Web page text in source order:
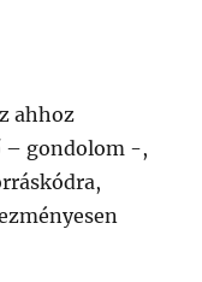
ahhoz
– gondolom -,